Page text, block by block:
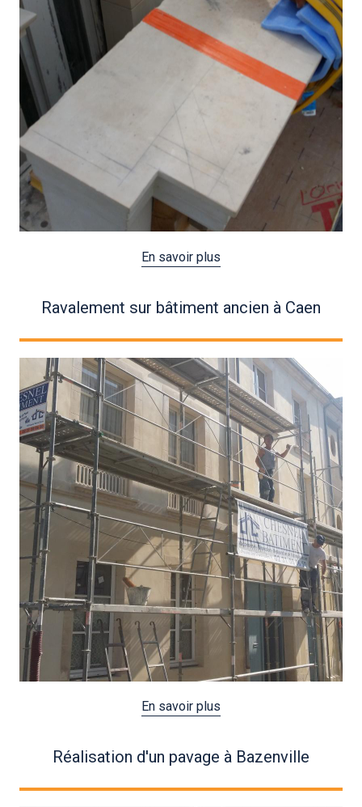
En savoir plus
Ravalement sur bâtiment ancien à Caen
En savoir plus
Réalisation d'un pavage à Bazenville